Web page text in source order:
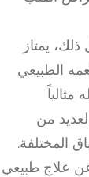
يمتاز
الطبيعي
مثالياً
من
المختلفة.
علاج طبيعي